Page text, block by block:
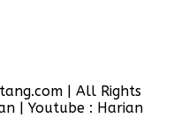
| All Rights
| Youtube : Harian